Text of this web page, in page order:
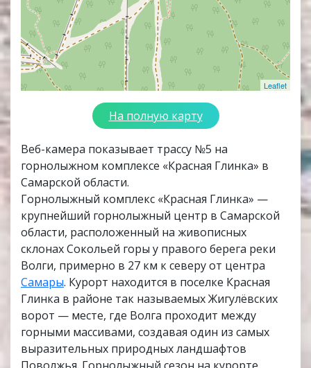
Leaflet
На полную карту
Веб-камера показывает трассу №5 на
горнолыжном комплексе «Красная Глинка» в
Самарской области.
Горнолыжный комплекс «Красная Глинка» —
крупнейший горнолыжный центр в Самарской
области, расположенный на живописных
склонах Сокольей горы у правого берега реки
Волги, примерно в 27 км к северу от центра
Самары. Курорт находится в поселке Красная
Глинка в районе так называемых Жигулёвских
ворот — месте, где Волга проходит между
горными массивами, создавая один из самых
выразительных природных ландшафтов
Поволжья. Горнолыжный сезон на курорте